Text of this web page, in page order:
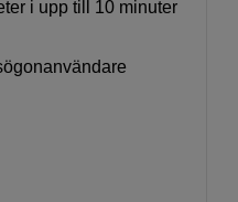
i upp till 10 minuter